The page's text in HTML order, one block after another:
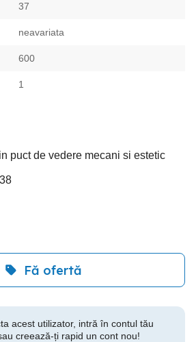
37
neavariata
600
1
puct de vedere mecani si estetic
Fă ofertă
acest utilizator, intră în contul tău
creează-ți rapid un cont nou!